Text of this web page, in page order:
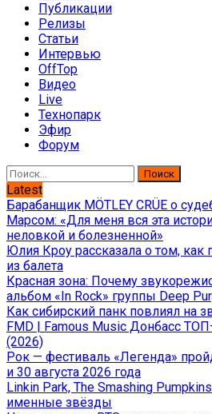
Публикации
Релизы
Статьи
Интервью
OffTop
Видео
Live
Технопарк
Эфир
Форум
Найти:
Latest
Барабанщик MÖTLEY CRÜE о
Марсом: «Для меня вся эта
неловкой и болезненной»
Юлия Кроу рассказала о том,
из балета
Красная зона: Почему
альбом «In Rock» группы Deep
Как сибирский панк повлиял на
FMD | Famous Music Донбасс
(2026)
Рок — фестиваль «Легенда»
и 30 августа 2026 года
Linkin Park, The Smashing
именные звёзды